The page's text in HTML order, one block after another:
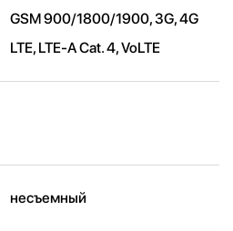
GSM 900/1800/1900, 3G, 4G
LTE, LTE-A Cat. 4, VoLTE
несъемный